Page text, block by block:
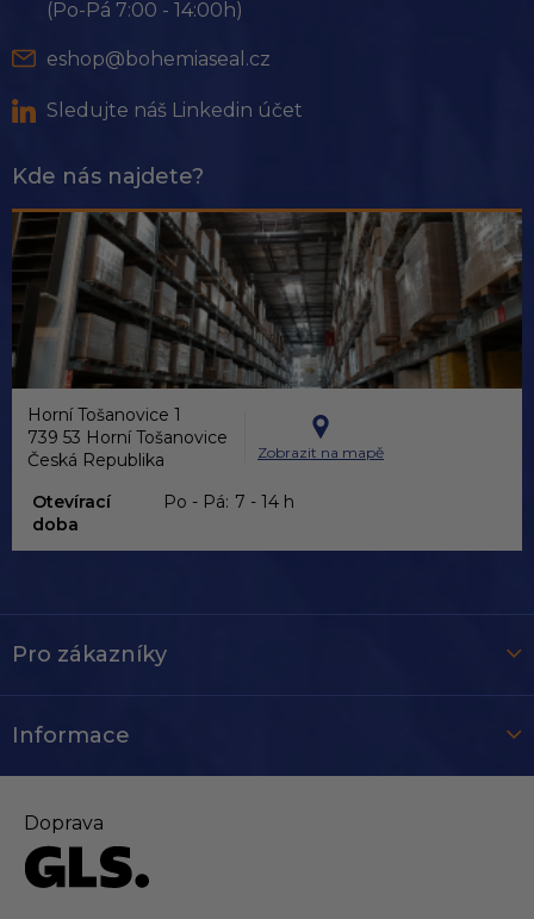
(Po-Pá 7:00 - 14:00h)
eshop@bohemiaseal.cz
Sledujte náš Linkedin účet
Pro zákazníky
Informace
Kde nás najdete?
Horní Tošanovice 1
739 53 Horní Tošanovice
Česká Republika
Zobrazit na mapě
Otevírací
doba
Po - Pá: 7 - 14 h
Doprava